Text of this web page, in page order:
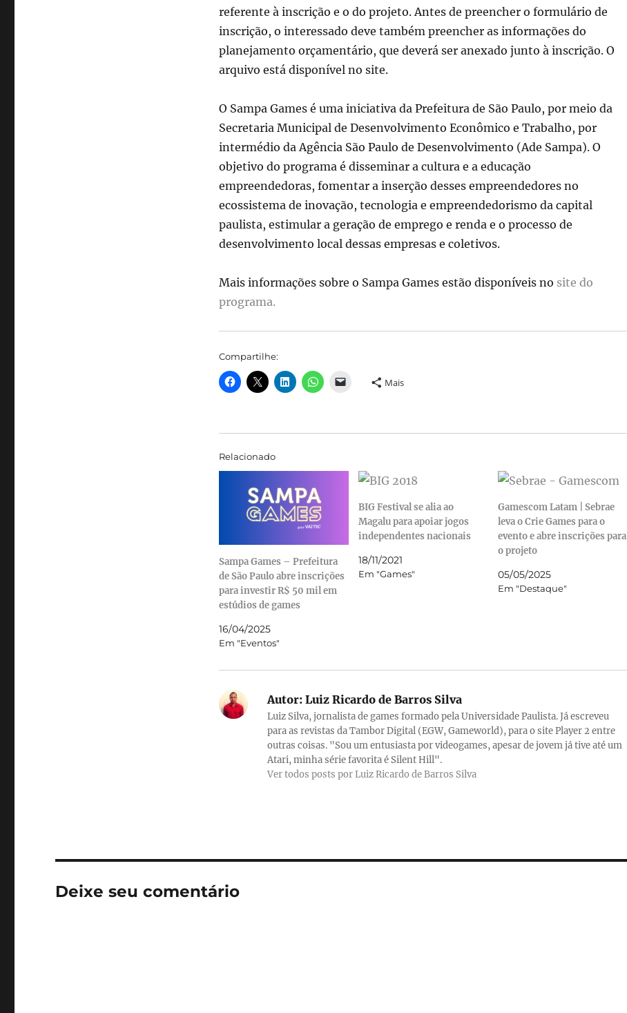
referente à inscrição e o do projeto. Antes de preencher o formulário de
inscrição, o interessado deve também preencher as informações do
planejamento orçamentário, que deverá ser anexado junto à inscrição. O
arquivo está disponível no site.
O Sampa Games é uma iniciativa da Prefeitura de São Paulo, por meio da
Secretaria Municipal de Desenvolvimento Econômico e Trabalho, por
intermédio da Agência São Paulo de Desenvolvimento (Ade Sampa). O
objetivo do programa é disseminar a cultura e a educação
empreendedoras, fomentar a inserção desses empreendedores no
ecossistema de inovação, tecnologia e empreendedorismo da capital
paulista, estimular a geração de emprego e renda e o processo de
desenvolvimento local dessas empresas e coletivos.
Mais informações sobre o Sampa Games estão disponíveis no site do
programa.
Compartilhe:
Mais
Relacionado
Sampa Games – Prefeitura
de São Paulo abre inscrições
para investir R$ 50 mil em
estúdios de games
16/04/2025
Em "Eventos"
BIG Festival se alia ao
Magalu para apoiar jogos
independentes nacionais
18/11/2021
Em "Games"
Gamescom Latam | Sebrae
leva o Crie Games para o
evento e abre inscrições para
o projeto
05/05/2025
Em "Destaque"
Autor:Luiz Ricardo de Barros Silva
Luiz Silva, jornalista de games formado pela Universidade Paulista. Já escreveu
para as revistas da Tambor Digital (EGW, Gameworld), para o site Player 2 entre
outras coisas. "Sou um entusiasta por videogames, apesar de jovem já tive até um
Atari, minha série favorita é Silent Hill".
Ver todos posts por Luiz Ricardo de Barros Silva
Deixe seu comentário